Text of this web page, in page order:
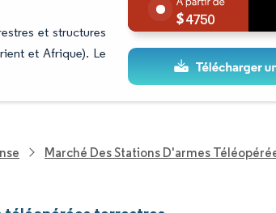
et structures
et Afrique). Le
4750
Marché Des Stations D'armes